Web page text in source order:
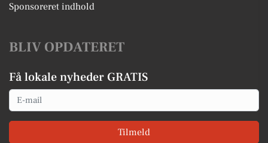
Sponsoreret indhold
BLIV OPDATERET
Få lokale nyheder GRATIS
Email
Tilmeld